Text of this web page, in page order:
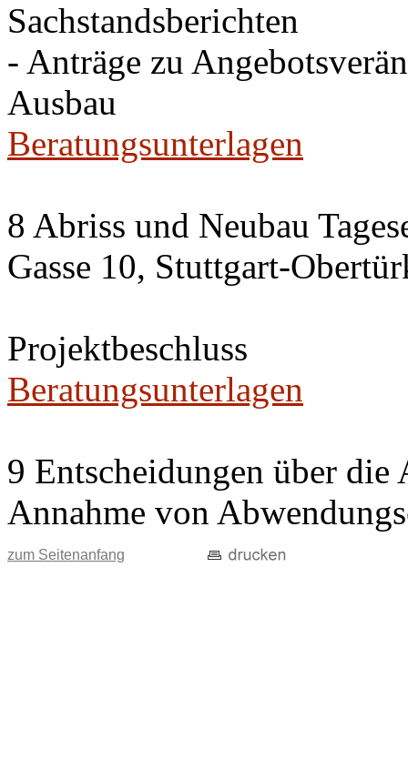
Sachstandsberichten
- Anträge zu
Ausbau
Beratungsunterlagen
8 Abriss und Neubau
Gasse 10, Stuttgart-
Projektbeschluss
Beratungsunterlagen
9 Entscheidungen über
Annahme von
zum Seitenanfang